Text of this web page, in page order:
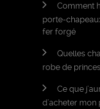
Comment
porte-
fer forgé
Quelles
robe de
Ce que
d’acheter mon